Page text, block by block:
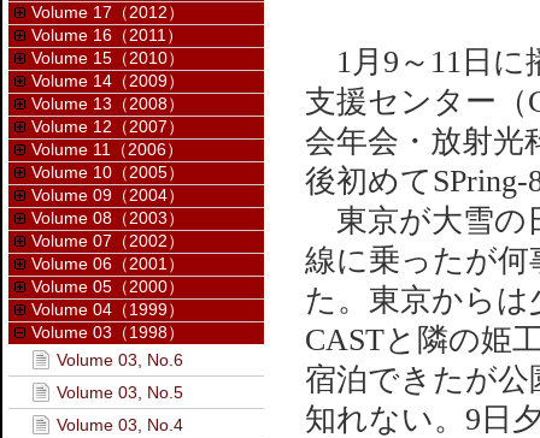
1月9～11日に
支援センター（
会年会・放射光
後初めて
東京が大雪の
線に乗ったが何
た。東京から
CASTと隣の姫
宿泊できたが
知れない。9日
Volume 17（2012）
Volume 16（2011）
Volume 15（2010）
Volume 14（2009）
Volume 13（2008）
Volume 12（2007）
Volume 11（2006）
Volume 10（2005）
Volume 09（2004）
Volume 08（2003）
Volume 07（2002）
Volume 06（2001）
Volume 05（2000）
Volume 04（1999）
Volume 03（1998）
Volume 03, No.6
Volume 03, No.5
Volume 03, No.4